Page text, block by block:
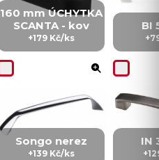
160 mm ÚCHYTKA
SCANTA - kov
+179 Kč/ks
BI
Songo nerez
+139 Kč/ks
IN